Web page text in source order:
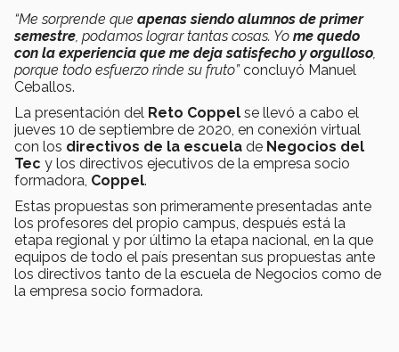
“Me sorprende que apenas siendo alumnos de primer
semestre, podamos lograr tantas cosas. Yo me quedo
con la experiencia que me deja satisfecho y orgulloso,
porque todo esfuerzo rinde su fruto”concluyó Manuel
Ceballos.
La presentación del Reto Coppel se llevó a cabo el
jueves 10 de septiembre de 2020, en conexión virtual
con los directivos de la escuela de Negocios del
Tec y los directivos ejecutivos de la empresa socio
formadora, Coppel.
Estas propuestas son primeramente presentadas ante
los profesores del propio campus, después está la
etapa regional y por último la etapa nacional, en la que
equipos de todo el país presentan sus propuestas ante
los directivos tanto de la escuela de Negocios como de
la empresa socio formadora.